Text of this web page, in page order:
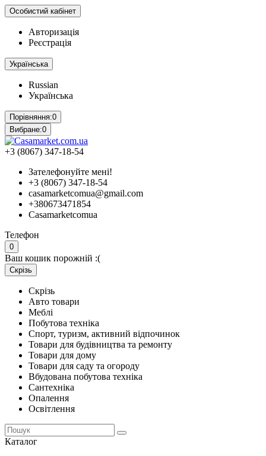
Особистий кабінет
Авторизація
Реєстрація
Українська
Russian
Українська
Порівняння:0
Вибране:0
+3 (8067) 347-18-54
Зателефонуйте мені!
+3 (8067) 347-18-54
casamarketcomua@gmail.com
+380673471854
Casamarketcomua
Телефон
0
Ваш кошик порожній :(
Скрізь
Скрізь
Авто товари
Меблі
Побутова техніка
Спорт, туризм, активний відпочинок
Товари для будівництва та ремонту
Товари для дому
Товари для саду та огороду
Вбудована побутова техніка
Сантехніка
Опалення
Освітлення
Каталог